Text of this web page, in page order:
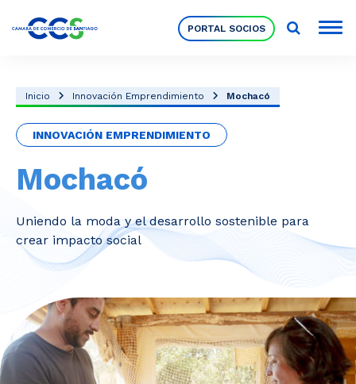
PORTAL SOCIOS
Nuestra Institución
Pilares Estratégicos
Comités de Trabajo
Eventos
Noticias y Estudios
Inicio Innovación Emprendimiento Mochacó
INNOVACIÓN EMPRENDIMIENTO
Mochacó
Uniendo la moda y el desarrollo sostenible para
crear impacto social